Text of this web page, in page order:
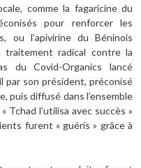
comme la fagaricine du
pour renforcer les
ou l’apivirine du Béninois
traitement radical contre la
Covid-Organics lancé
par son président, préconisé
puis diffusé dans l’ensemble
Tchad l’utilisa avec succès »
furent « guéris » grâce à